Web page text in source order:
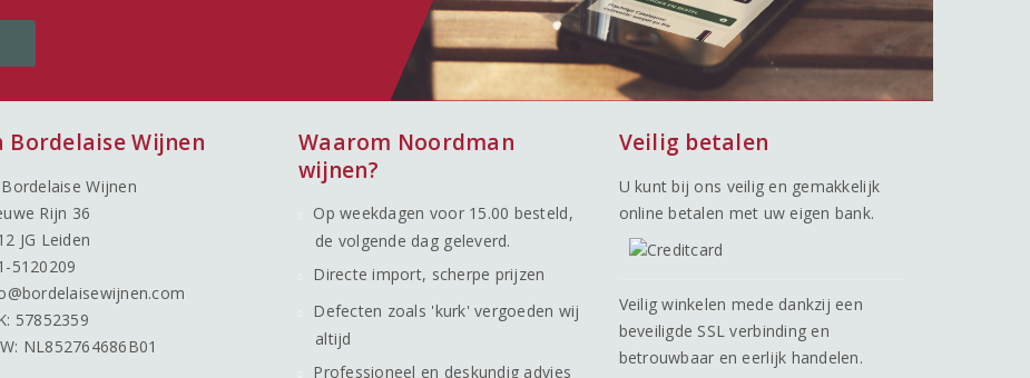
Bordelaise Wijnen
Wijnen
Rijn 36
JG Leiden
5120209
57852359
NL852764686B01
Waarom Noordman
wijnen?
Op weekdagen voor 15.00 besteld,
de volgende dag geleverd.
Directe import, scherpe prijzen
Defecten zoals 'kurk' vergoeden wij
altijd
Professioneel en deskundig advies
Veilig betalen
U kunt bij ons veilig en gemakkelijk
online betalen met uw eigen bank.
Veilig winkelen mede dankzij een
beveiligde SSL verbinding en
betrouwbaar en eerlijk handelen.